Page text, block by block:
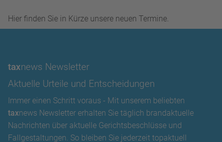
Hier finden Sie in Kürze unsere neuen Termine.
taxnews Newsletter
Aktuelle Urteile und Entscheidungen
Immer einen Schritt voraus - Mit unserem beliebten
taxnews Newsletter erhalten Sie täglich brandaktuelle
Nachrichten über aktuelle Gerichtsbeschlüsse und
Fallgestaltungen. So bleiben Sie jederzeit topaktuell